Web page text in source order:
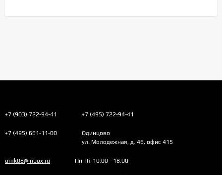
+7 (903) 722-94-41 +7 (495) 722-94-41
+7 (495) 661-11-00
Одинцово
ул. Молодежная, д. 46, офис 415
omk08@inbox.ru Пн-Пт 10:00—18:00